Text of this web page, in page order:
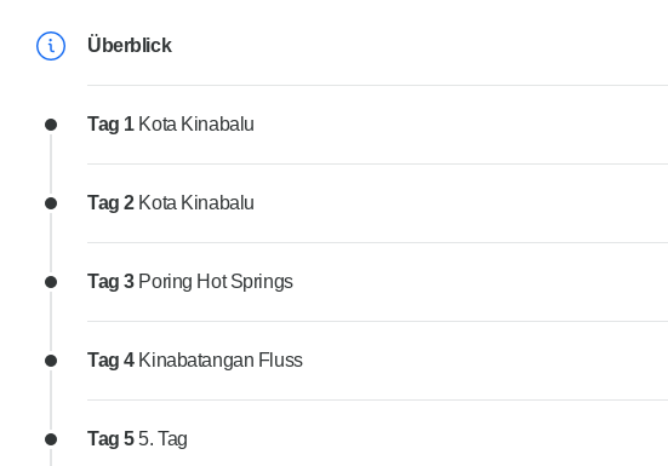
Überblick
Tag 1 Kota Kinabalu
Tag 2 Kota Kinabalu
Tag 3 Poring Hot Springs
Tag 4 Kinabatangan Fluss
Tag 55. Tag